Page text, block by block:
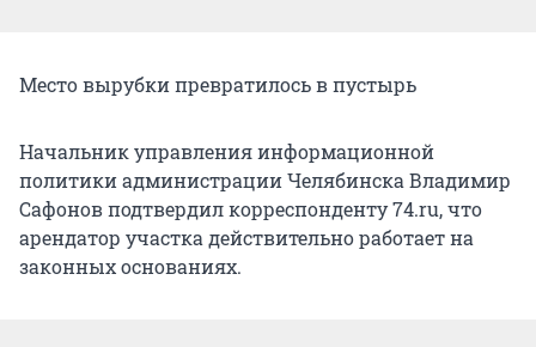
Место вырубки превратилось в пустырь
Начальник управления информационной
политики администрации Челябинска Владимир
Сафонов подтвердил корреспонденту 74.ru, что
арендатор участка действительно работает на
законных основаниях.